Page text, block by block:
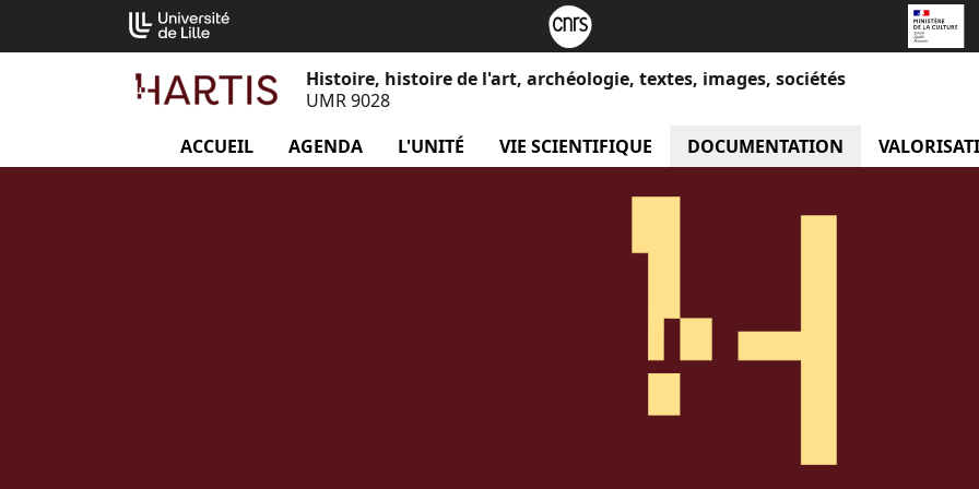
contenu
Histoire, histoire de l'art, archéologie, textes, images, sociétés
UMR 9028
ACCUEIL AGENDA L'UNITÉ menu L'unité
VIE SCIENTIFIQUE menu Vie scientifique
DOCUMENTATION menu
Cookies management panel